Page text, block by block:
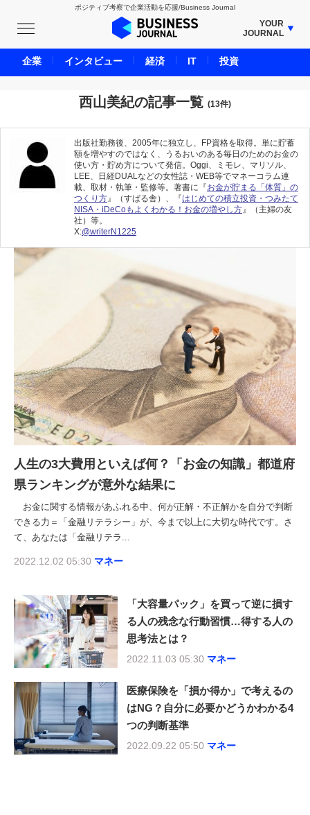
ポジティブ考察で企業活動を応援/Business Journal
YOUR
JOURNAL
BUSINESS JOURNAL
UNICORN JOURNAL
CARBON CREDITS JOURNAL
ENERGY MANAGEMENT JOURNAL
INBOUND JOURNAL
LIFE ENDING JOURNAL
AI JOURNAL
REAL ESTATE BROKERAGE JOURNAL
BPaaS JOURNAL
ADOPTABLE DOG JOURNAL
西山美紀の記事一覧 (13件)
出版社勤務後、2005年に独立し、FP資格を取得。単に貯蓄
額を増やすのではなく、うるおいのある毎日のためのお金の
使い方・貯め方について発信。Oggi、ミモレ、マリソル、
LEE、日経DUALなどの女性誌・WEB等でマネーコラム連
載、取材・執筆・監修等。著書に『お金が貯まる「体質」の
つくり方』（すばる舎）、『はじめての積立投資・つみたて
NISA・iDeCoもよくわかる！お金の増やし方』（主婦の友
社）等。
X:@writerN1225
人生の3大費用といえば何？「お金の知識」都道府
県ランキングが意外な結果に
お金に関する情報があふれる中、何が正解・不正解かを自分で判断
できる力＝「金融リテラシー」が、今まで以上に大切な時代です。さ
て、あなたは「金融リテラ...
2022.12.02 05:30 マネー
「大容量パック」を買って逆に損す
る人の残念な行動習慣…得する人の
思考法とは？
2022.11.03 05:30 マネー
医療保険を「損か得か」で考えるの
はNG？自分に必要かどうかわかる4
つの判断基準
2022.09.22 05:50 マネー
企業 インタビュー 経済 IT 投資